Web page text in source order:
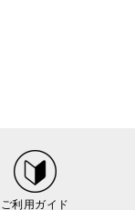
ご利用ガイド